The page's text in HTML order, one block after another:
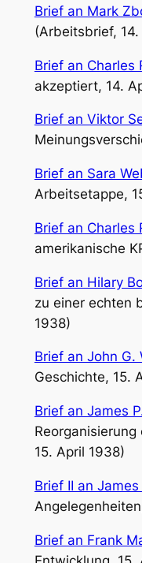
Brief an Mark
(Arbeitsbrief,
Brief an Charles
akzeptiert, 14.
Brief an Viktor
Brief an Sara
Arbeitsetappe,
Brief an Charles
amerikanische
Brief an Hilary
zu einer echten
1938)
Brief an John G.
Geschichte, 15.
Brief an James
15. April 1938)
Brief II an James
Brief an Frank